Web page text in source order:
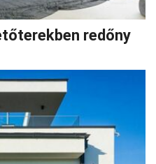
redőny